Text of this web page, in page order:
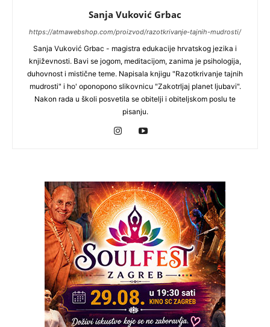
Sanja Vuković Grbac
https://atmawebshop.com/proizvod/razotkrivanje-tajnih-mudrosti/
Sanja Vuković Grbac - magistra edukacije hrvatskog jezika i
književnosti. Bavi se jogom, meditacijom, zanima je psihologija,
duhovnost i mistične teme. Napisala knjigu "Razotkrivanje tajnih
mudrosti" i ho' oponopono slikovnicu "Zakotrljaj planet ljubavi".
Nakon rada u školi posvetila se obitelji i obiteljskom poslu te
pisanju.